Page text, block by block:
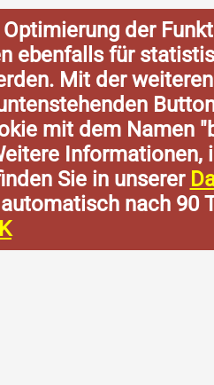
der
ebenfalls für
Mit der
mit dem Namen
Informationen,
Sie in unserer
nach 90